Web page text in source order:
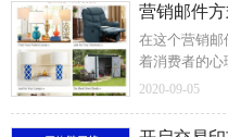
营销邮件
在这个营销邮
着消费者的心
从众多邮件中
力分散掉。
2020-09-05